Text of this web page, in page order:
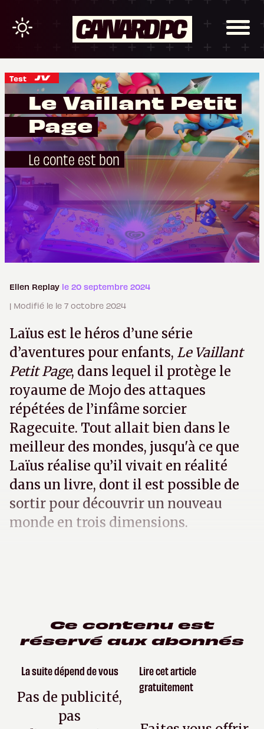
Test
Le Vaillant Petit
Page
Le conte est bon
Ellen Replay le 20 septembre 2024
| Modifié le le 7 octobre 2024
Laïus est le héros d’une série
d’aventures pour enfants, Le Vaillant
Petit Page, dans lequel il protège le
royaume de Mojo des attaques
répétées de l’infâme sorcier
Ragecuite. Tout allait bien dans le
meilleur des mondes, jusqu'à ce que
Laïus réalise qu’il vivait en réalité
dans un livre, dont il est possible de
sortir pour découvrir un nouveau
monde en trois dimensions.
Ce contenu est
réservé aux abonnés
La suite dépend de vous
Pas de publicité,
pas
Lire cet article
gratuitement